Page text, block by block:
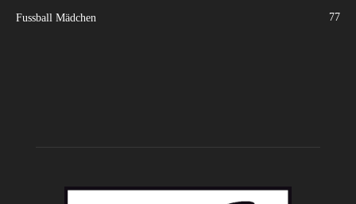
Fussball Mädchen 77